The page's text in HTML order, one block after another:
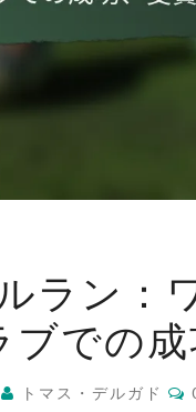
ィ
エ
ゴ・
フ
ラン：
ブでの
トマス・デルガド